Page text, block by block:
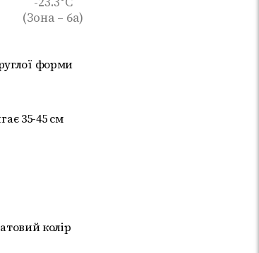
(Зона – 6а)
форми
35-45 см
колір